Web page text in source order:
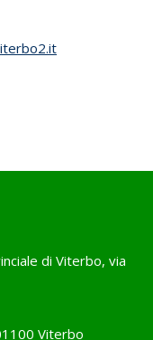
di Viterbo, via
Viterbo